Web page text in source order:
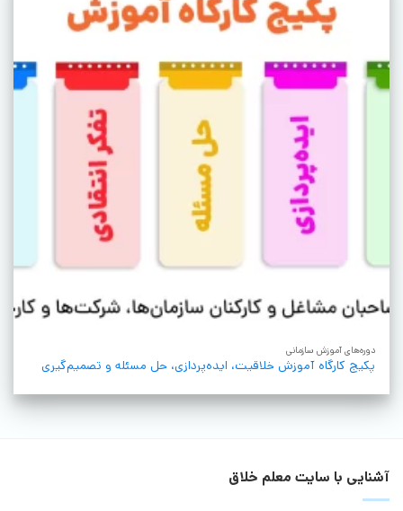
دوره‌های آموزش سازمانی
پکیج کارگاه آموزش خلاقیت، ایده‌پردازی، حل مسئله و تصمیم‌گیری
آشنایی با سایت معلم خلاق